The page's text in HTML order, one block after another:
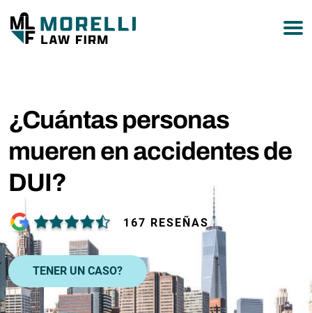
¿Cuántas personas
mueren en accidentes de
DUI?
167 RESEÑAS
TENER UN CASO?